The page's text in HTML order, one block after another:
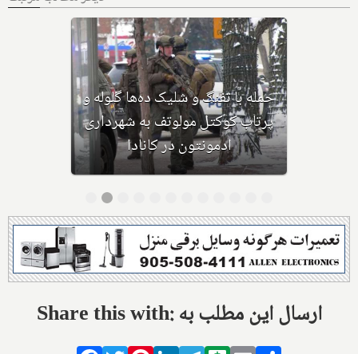
بهداشت کانادا: این داروی کودکان،
ماست و چیا، را مصرف نکنید و این
تشک نیز احتمال خفگی دارد
Share this with: ارسال این مطلب به